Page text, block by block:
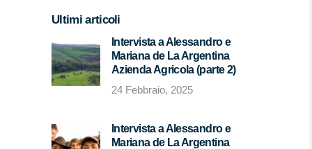
Ultimi articoli
Intervista a Alessandro e
Mariana de La Argentina
Azienda Agricola (parte 2)
24 Febbraio, 2025
Intervista a Alessandro e
Mariana de La Argentina